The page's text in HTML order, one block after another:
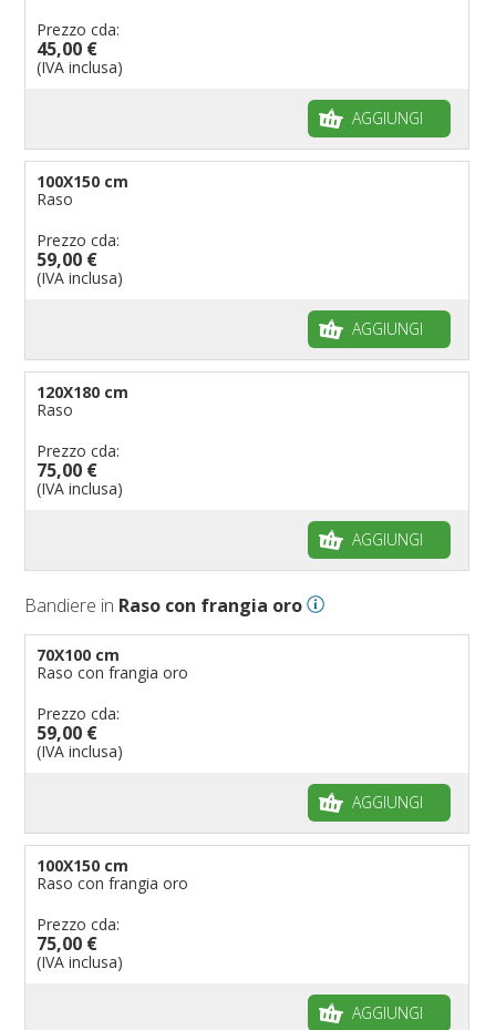
Prezzo cda:
45,00 €
(IVA inclusa)
AGGIUNGI
100X150 cm
Raso
Prezzo cda:
59,00 €
(IVA inclusa)
AGGIUNGI
120X180 cm
Raso
Prezzo cda:
75,00 €
(IVA inclusa)
AGGIUNGI
Bandiere in Raso con frangia oro
70X100 cm
Raso con frangia oro
Prezzo cda:
59,00 €
(IVA inclusa)
AGGIUNGI
100X150 cm
Raso con frangia oro
Prezzo cda:
75,00 €
(IVA inclusa)
AGGIUNGI